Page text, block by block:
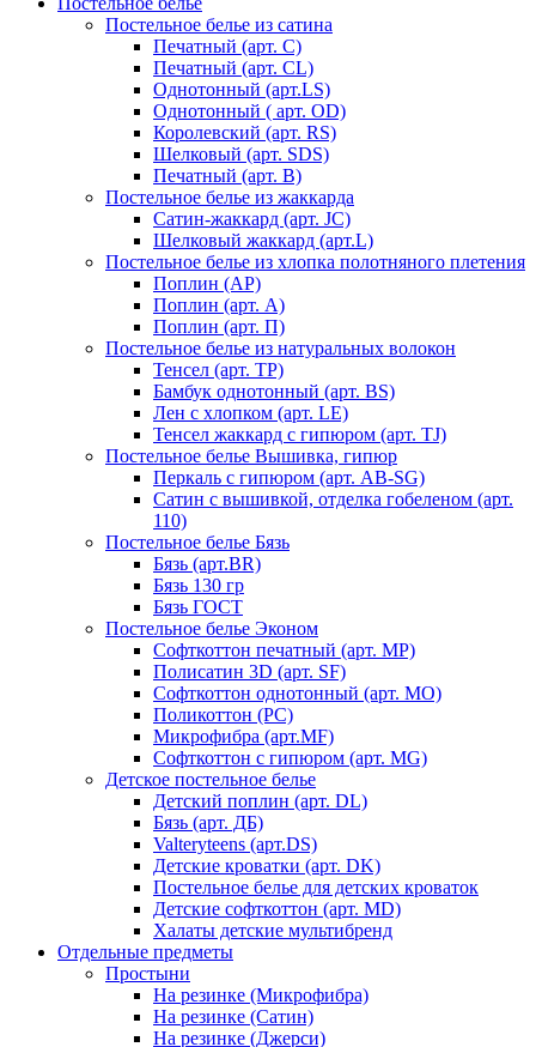
Постельное белье из сатина
Печатный (арт. С)
Печатный (арт. СL)
Однотонный (арт.LS)
Однотонный ( арт. OD)
Королевский (арт. RS)
Шелковый (арт. SDS)
Печатный (арт. В)
Постельное белье из жаккарда
Сатин-жаккард (арт. JC)
Шелковый жаккард (арт.L)
Постельное белье из хлопка полотняного плетения
Поплин (AP)
Поплин (арт. А)
Поплин (арт. П)
Постельное белье из натуральных волокон
Тенсел (арт. ТР)
Бамбук однотонный (арт. BS)
Лен с хлопком (арт. LE)
Тенсел жаккард с гипюром (арт. TJ)
Постельное белье Вышивка, гипюр
Перкаль с гипюром (арт. AB-SG)
Сатин с вышивкой, отделка гобеленом (арт.
110)
Постельное белье Бязь
Бязь (арт.BR)
Бязь 130 гр
Бязь ГОСТ
Постельное белье Эконом
Софткоттон печатный (арт. MР)
Полисатин 3D (арт. SF)
Софткоттон однотонный (арт. MO)
Поликоттон (PC)
Микрофибра (арт.MF)
Софткоттон с гипюром (арт. MG)
Детское постельное белье
Детский поплин (арт. DL)
Бязь (арт. ДБ)
Valteryteens (арт.DS)
Детские кроватки (арт. DK)
Постельное белье для детских кроваток
Детские софткоттон (арт. MD)
Халаты детские мультибренд
Отдельные предметы
Простыни
На резинке (Микрофибра)
На резинке (Сатин)
На резинке (Джерси)